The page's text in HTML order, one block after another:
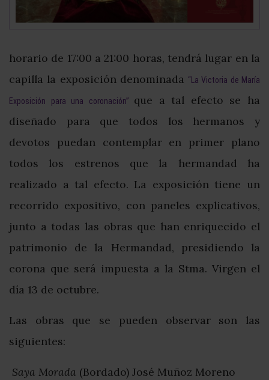
horario de 17:00 a 21:00 horas, tendrá lugar en la
capilla la exposición denominada “La Victoria de María
Exposición para una coronación” que a tal efecto se ha
diseñado para que todos los hermanos y
devotos puedan contemplar en primer plano
todos los estrenos que la hermandad ha
realizado a tal efecto. La exposición tiene un
recorrido expositivo, con paneles explicativos,
junto a todas las obras que han enriquecido el
patrimonio de la Hermandad, presidiendo la
corona que será impuesta a la Stma. Virgen el
día 13 de octubre.
Las obras que se pueden observar son las
siguientes:
Saya Morada (Bordado) José Muñoz Moreno